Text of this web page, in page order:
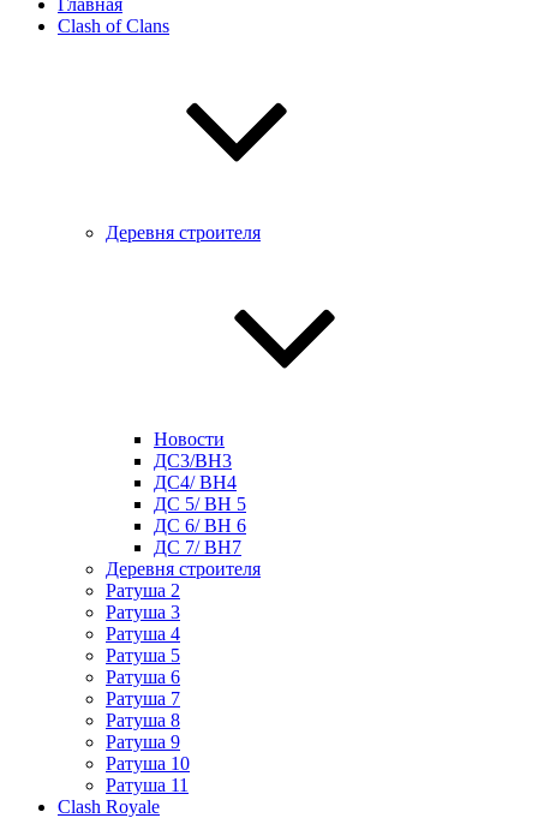
Главная
Clash of Clans
Деревня строителя
Новости
ДС3/BH3
ДС4/ BH4
ДС 5/ BH 5
ДС 6/ BH 6
ДС 7/ BH7
Деревня строителя
Ратуша 2
Ратуша 3
Ратуша 4
Ратуша 5
Ратуша 6
Ратуша 7
Ратуша 8
Ратуша 9
Ратуша 10
Ратуша 11
Clash Royale